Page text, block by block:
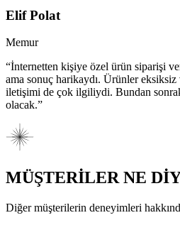
Elif Polat
Memur
“İnternetten kişiye özel ürün siparişi
ama sonuç harikaydı. Ürünler
iletişimi de çok ilgiliydi. Bundan
olacak.”
MÜŞTERİLER NE
Diğer müşterilerin deneyimleri